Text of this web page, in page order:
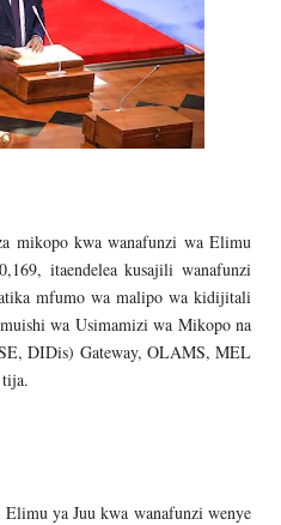
mikopo kwa wanafunzi wa Elimu
itaendelea kusajili wanafunzi
mfumo wa malipo wa kidijitali
wa Usimamizi wa Mikopo na
DIDis) Gateway, OLAMS, MEL
ya Juu kwa wanafunzi wenye